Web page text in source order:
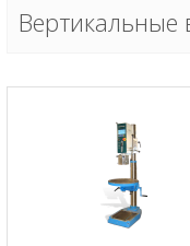
Вертикальные